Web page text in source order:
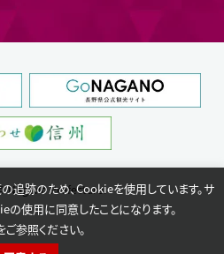
Nagano Prefecture.
追跡のため、Cookieを使用しています。サ
の使用に同意したことになります。
ご参照ください。